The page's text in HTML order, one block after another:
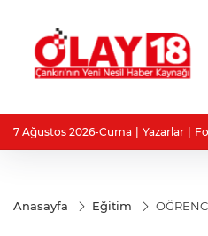
7 Ağustos 2026-Cuma Yazarlar
Anasayfa Eğitim